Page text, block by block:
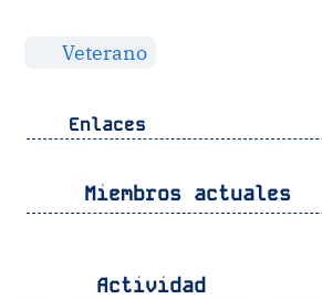
Veterano
Enlaces
Miembros actuales
Actividad